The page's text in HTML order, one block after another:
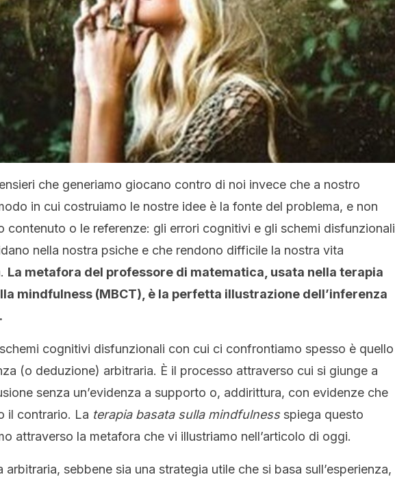
che generiamo giocano contro di noi invece che a nostro
in cui costruiamo le nostre idee è la fonte del problema, e non
contenuto o le referenze: gli errori cognitivi e gli schemi disfunzionali
nella nostra psiche e che rendono difficile la nostra vita
La metafora del professore di matematica, usata nella terapia
mindfulness (MBCT), è la perfetta illustrazione dell’inferenza
cognitivi disfunzionali con cui ci confrontiamo spesso è quello
(o deduzione) arbitraria. È il processo attraverso cui si giunge a
senza un’evidenza a supporto o, addirittura, con evidenze che
il contrario. La terapia basata sulla mindfulnessspiega questo
attraverso la metafora che vi illustriamo nell’articolo di oggi.
arbitraria, sebbene sia una strategia utile che si basa sull’esperienza,